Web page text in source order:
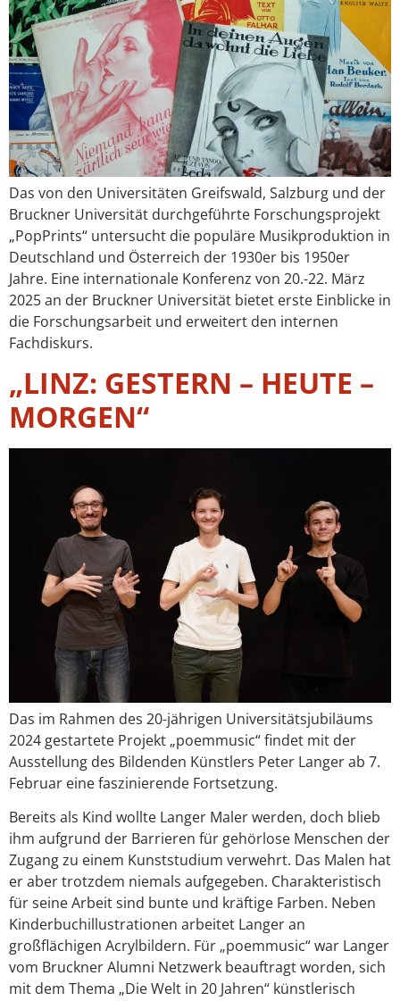
Das von den Universitäten Greifswald, Salzburg und der
Bruckner Universität durchgeführte Forschungsprojekt
„PopPrints“ untersucht die populäre Musikproduktion in
Deutschland und Österreich der 1930er bis 1950er
Jahre. Eine internationale Konferenz von 20.-22. März
2025 an der Bruckner Universität bietet erste Einblicke in
die Forschungsarbeit und erweitert den internen
Fachdiskurs.
„LINZ: GESTERN – HEUTE –
MORGEN“
Das im Rahmen des 20-jährigen Universitätsjubiläums
2024 gestartete Projekt „poemmusic“ findet mit der
Ausstellung des Bildenden Künstlers Peter Langer ab 7.
Februar eine faszinierende Fortsetzung.
Bereits als Kind wollte Langer Maler werden, doch blieb
ihm aufgrund der Barrieren für gehörlose Menschen der
Zugang zu einem Kunststudium verwehrt. Das Malen hat
er aber trotzdem niemals aufgegeben. Charakteristisch
für seine Arbeit sind bunte und kräftige Farben. Neben
Kinderbuchillustrationen arbeitet Langer an
großflächigen Acrylbildern. Für „poemmusic“ war Langer
vom Bruckner Alumni Netzwerk beauftragt worden, sich
mit dem Thema „Die Welt in 20 Jahren“ künstlerisch